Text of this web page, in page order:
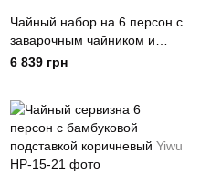
Чайный набор на 6 персон с
заварочным чайником и
фарфоровой подставкой
6 839 грн